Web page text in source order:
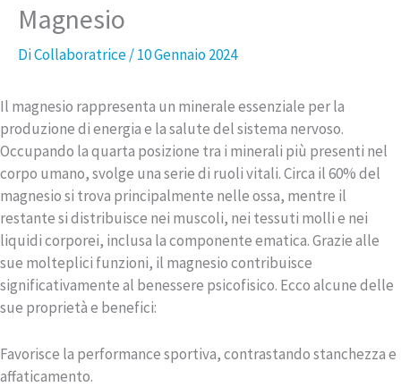
Magnesio
DiCollaboratrice/10 Gennaio 2024
Il magnesio rappresenta un minerale essenziale per la
produzione di energia e la salute del sistema nervoso.
Occupando la quarta posizione tra i minerali più presenti nel
corpo umano, svolge una serie di ruoli vitali. Circa il 60% del
magnesio si trova principalmente nelle ossa, mentre il
restante si distribuisce nei muscoli, nei tessuti molli e nei
liquidi corporei, inclusa la componente ematica. Grazie alle
sue molteplici funzioni, il magnesio contribuisce
significativamente al benessere psicofisico. Ecco alcune delle
sue proprietà e benefici:
Favorisce la performance sportiva, contrastando stanchezza e
affaticamento.